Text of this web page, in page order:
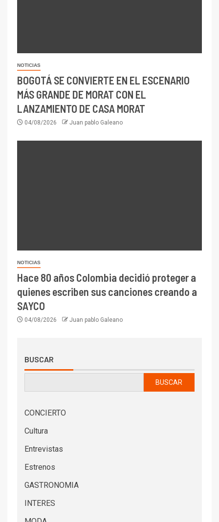
NOTICIAS
BOGOTÁ SE CONVIERTE EN EL ESCENARIO
MÁS GRANDE DE MORAT CON EL
LANZAMIENTO DE CASA MORAT
04/08/2026 Juan pablo Galeano
NOTICIAS
Hace 80 años Colombia decidió proteger a
quienes escriben sus canciones creando a
SAYCO
04/08/2026 Juan pablo Galeano
BUSCAR
BUSCAR
CONCIERTO
Cultura
Entrevistas
Estrenos
GASTRONOMIA
INTERES